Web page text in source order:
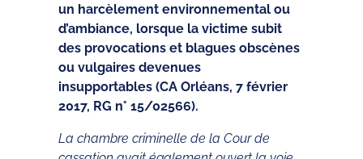
un harcèlement environnemental ou
d’ambiance, lorsque la victime subit
des provocations et blagues obscènes
ou vulgaires devenues
insupportables (CA Orléans, 7 février
2017, RG n° 15/02566).
La chambre criminelle de la Cour de